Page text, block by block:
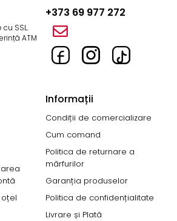
SSL.
ATM
+373 69 977 272
Informații
Condiții de comercializare
Cum comand
Politica de returnare a
mărfurilor
Garanția produselor
Politica de confidențialitate
Livrare și Plată